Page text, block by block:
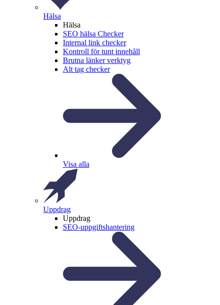
Hälsa
Hälsa
SEO hälsa Checker
Internal link checker
Kontroll för tunt innehåll
Brutna länker verktyg
Alt tag checker
Visa alla
Uppdrag
Uppdrag
SEO-uppgiftshantering